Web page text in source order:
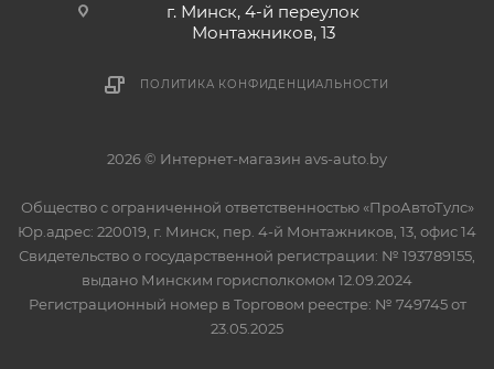
г. Минск, 4-й переулок
Монтажников, 13
ПОЛИТИКА КОНФИДЕНЦИАЛЬНОСТИ
2026 © Интернет-магазин avs-auto.by
Общество с ограниченной ответственностью «ПроАвтоТулс»
Юр.адрес: 220019, г. Минск, пер. 4-й Монтажников, 13, офис 14
Свидетельство о государственной регистрации: № 193789155,
выдано Минским горисполкомом 12.09.2024
Регистрационный номер в Торговом реестре: № 749745 от
23.05.2025